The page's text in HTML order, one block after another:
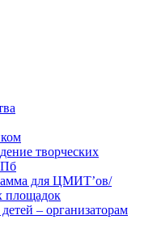
творческих
для ЦМИТ’ов/
площадок
– организаторам